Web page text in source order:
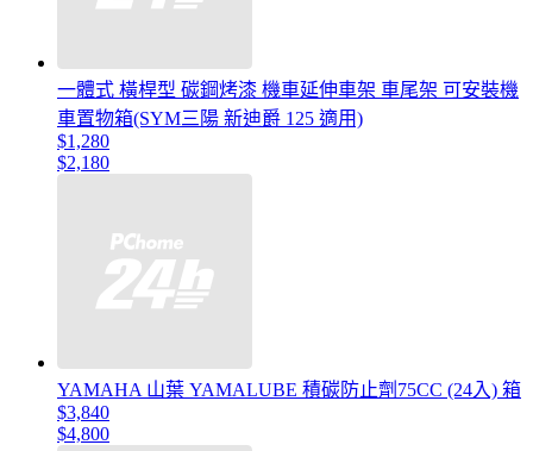
一體式 橫桿型 碳鋼烤漆 機車延伸車架 車尾架 可安裝機
車置物箱(SYM三陽 新迪爵 125 適用)
$1,280
$2,180
YAMAHA 山葉 YAMALUBE 積碳防止劑75CC (24入) 箱
$3,840
$4,800